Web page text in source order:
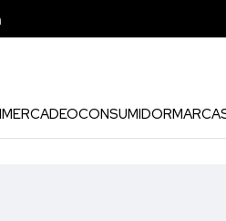
MERCADEOCONSUMIDOR